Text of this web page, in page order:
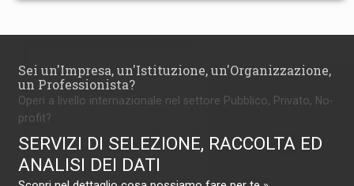
Sei un'Impresa, un'Istituzione, un'Organizzazione,
un Professionista?
Operi a livello internazionale nel settore Pubblico, Privato, No-
profit?
SERVIZI DI SELEZIONE, RACCOLTA ED
ANALISI DEI DATI